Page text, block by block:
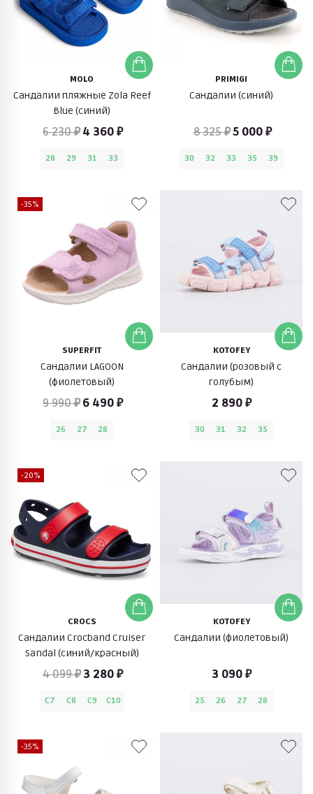
MOLO
Сандалии пляжные Zola Reef
Blue (синий)
6 230 ₽ 4 360 ₽
28 29 31 33
PRIMIGI
Сандалии (синий)
8 325 ₽5 000 ₽
30 32 33 35 39
-35%
SUPERFIT
Сандалии LAGOON
(фиолетовый)
9 990 ₽ 6 490 ₽
26 27 28
KOTOFEY
Сандалии (розовый с
голубым)
2 890 ₽
30 31 32 35
-20%
CROCS
Сандалии Crocband Cruiser
Sandal (синий/красный)
4 099 ₽3 280 ₽
C7 C8 C9 C10
KOTOFEY
Сандалии (фиолетовый)
3 090 ₽
25 26 27 28
-35%